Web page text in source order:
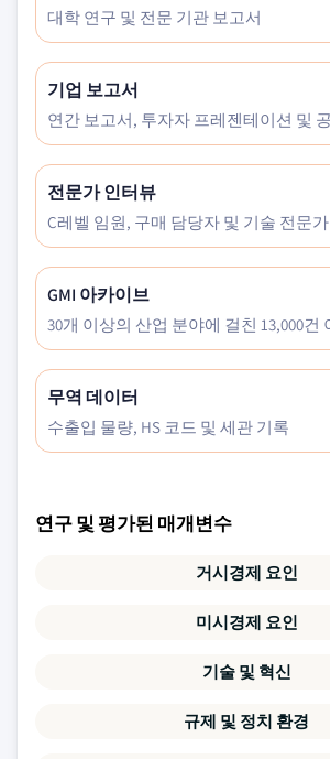
대학 연구 및 전문 기관 보고서
기업 보고서
연간 보고서, 투자자 프레젠테이션 및
전문가 인터뷰
C레벨 임원, 구매 담당자 및 기술 전문가
GMI 아카이브
30개 이상의 산업 분야에 걸친 13,000건
무역 데이터
수출입 물량, HS 코드 및 세관 기록
연구 및 평가된 매개변수
거시경제 요인
미시경제 요인
기술 및 혁신
규제 및 정치 환경